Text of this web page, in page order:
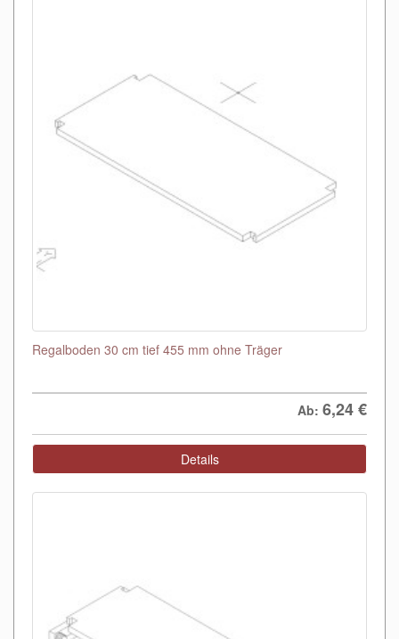
Regalboden 30 cm tief 455 mm ohne Träger
Ab: 6,24€
Details